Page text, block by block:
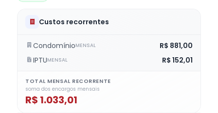
Custos recorrentes
CondomínioMENSAL
R$ 881,00
IPTUMENSAL R$ 152,01
TOTAL MENSAL RECORRENTE
soma dos encargos mensais
R$ 1.033,01